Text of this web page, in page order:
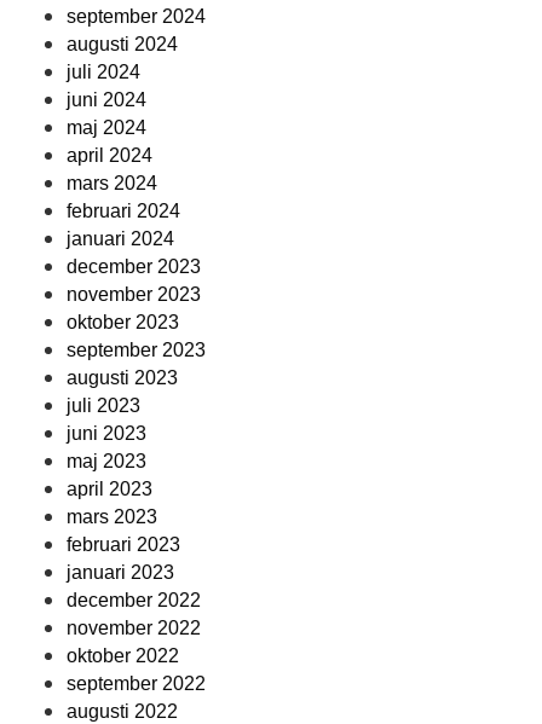
september 2024
augusti 2024
juli 2024
juni 2024
maj 2024
april 2024
mars 2024
februari 2024
januari 2024
december 2023
november 2023
oktober 2023
september 2023
augusti 2023
juli 2023
juni 2023
maj 2023
april 2023
mars 2023
februari 2023
januari 2023
december 2022
november 2022
oktober 2022
september 2022
augusti 2022